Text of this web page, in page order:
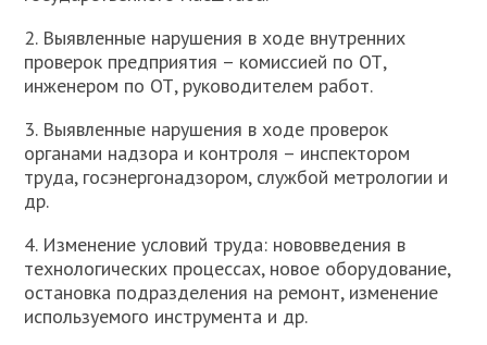
2. Выявленные нарушения в ходе внутренних
проверок предприятия – комиссией по ОТ,
инженером по ОТ, руководителем работ.
3. Выявленные нарушения в ходе проверок
органами надзора и контроля – инспектором
труда, госэнергонадзором, службой метрологии и
др.
4. Изменение условий труда: нововведения в
технологических процессах, новое оборудование,
остановка подразделения на ремонт, изменение
используемого инструмента и др.